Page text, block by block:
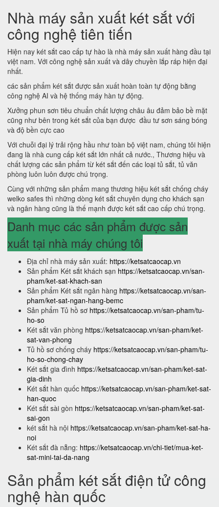
Nhà máy sản xuất két sắt với
công nghệ tiên tiến
Hiện nay két sắt cao cấp tự hào là nhà máy sản xuất hàng đầu tại
việt nam. Với công nghệ sản xuất và dây chuyền lắp ráp hiện đại
nhất.
các sản phẩm két sắt được sản xuất hoàn toàn tự động bằng
công nghệ AI và hệ thống máy hàn tự động.
Xưởng phun sơn tiêu chuẩn chất lượng châu âu đảm bảo bề mặt
cũng như bên trong két sắt của bạn được đầu tư sơn sáng bóng
và độ bền cực cao
Với chuỗi đại lý trải rộng hầu như toàn bộ việt nam, chúng tôi hiện
đang là nhà cung cấp két sắt lớn nhất cả nước., Thương hiệu và
chất lượng các sản phẩm từ két sắt đến các loại tủ sắt, tủ văn
phòng luôn luôn được chú trọng.
Cùng với những sản phẩm mang thương hiệu két sắt chống cháy
welko safes thì những dòng két sắt chuyên dụng cho khách sạn
và ngân hàng cũng là thế mạnh được két sắt cao cấp chú trọng.
Danh mục các sản phẩm được sản
xuất tại nhà máy chúng tôi
Địa chỉ nhà máy sản xuất: https://ketsatcaocap.vn
Sản phẩm Két sắt khách sạn https://ketsatcaocap.vn/san-
pham/ket-sat-khach-san
Sản phẩm Két sắt ngân hàng https://ketsatcaocap.vn/san-
pham/ket-sat-ngan-hang-bemc
Sản phẩm Tủ hồ sơ https://ketsatcaocap.vn/san-pham/tu-
ho-so
Két sắt văn phòng https://ketsatcaocap.vn/san-pham/ket-
sat-van-phong
Tủ hồ sơ chống cháy https://ketsatcaocap.vn/san-pham/tu-
ho-so-chong-chay
Két sắt gia đình https://ketsatcaocap.vn/san-pham/ket-sat-
gia-dinh
Két sắt hàn quốc https://ketsatcaocap.vn/san-pham/ket-sat-
han-quoc
Két sắt sài gòn https://ketsatcaocap.vn/san-pham/ket-sat-
sai-gon
két sắt hà nội https://ketsatcaocap.vn/san-pham/ket-sat-ha-
noi
Két sắt đà nẵng: https://ketsatcaocap.vn/chi-tiet/mua-ket-
sat-mini-tai-da-nang
Sản phẩm két sắt điện tử công
nghệ hàn quốc